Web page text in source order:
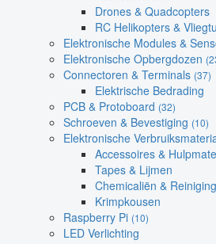
Drones & Quadcopters
RC Helikopters &
Elektronische Modules &
Elektronische Opbergdozen
Connectoren & Terminals (37)
Elektrische Bedrading
PCB & Protoboard (32)
Schroeven & Bevestiging (10)
Elektronische
Accessoires &
Tapes & Lijmen
Chemicaliën & Reiniging
Krimpkousen
Raspberry Pi (10)
LED Verlichting